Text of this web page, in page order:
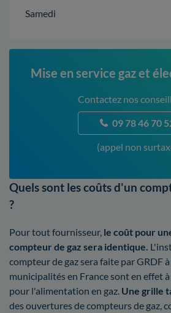
Samedi
Mise en service gaz et
Contactez nos
09 78 46 70
(appel non
Quels sont les coûts d'un
?
Pour tout fournisseur, le coût pour
compteur de gaz sera identique.
compteur de gaz sera faite par GRDF
municipalités en France sont en effet
pour l'alimentation en gaz. Une grille
des ouvertures de compteurs de gaz,